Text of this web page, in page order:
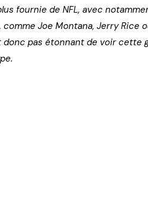
fournie de NFL, avec
Joe Montana, Jerry Rice
donc pas étonnant de voir